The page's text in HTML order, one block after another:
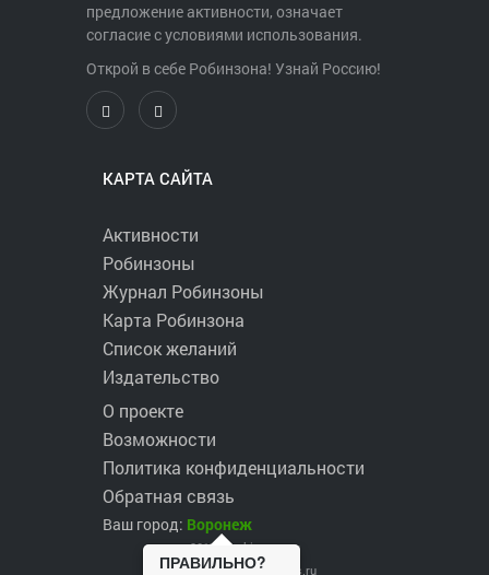
предложение активности, означает
согласие с условиями использования.
Открой в себе Робинзона! Узнай Россию!
КАРТА САЙТА
Активности
Робинзоны
Журнал Робинзоны
Карта Робинзона
Список желаний
Издательство
О проекте
Возможности
Политика конфиденциальности
Обратная связь
Ваш город: Воронеж
ПРАВИЛЬНО?
2017 ©robinzons.ru
robinzons@robinzons.ru